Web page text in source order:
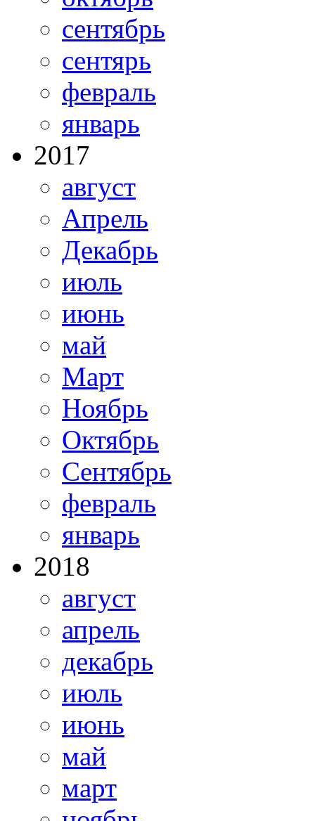
сентябрь
сентярь
февраль
январь
2017
август
Апрель
Декабрь
июль
июнь
май
Март
Ноябрь
Октябрь
Сентябрь
февраль
январь
2018
август
апрель
декабрь
июль
июнь
май
март